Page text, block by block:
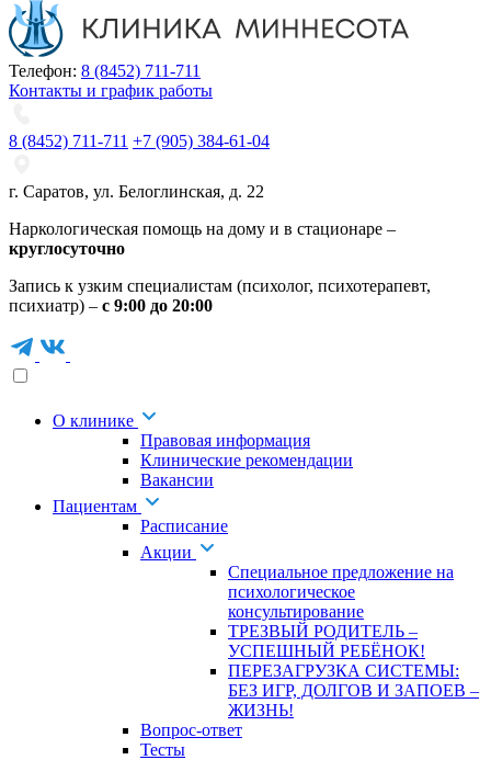
Телефон: 8 (8452) 711-711
Контакты и график работы
8 (8452) 711-711 +7 (905) 384-61-04
г. Саратов, ул. Белоглинская, д. 22
Наркологическая помощь на дому и в стационаре –
круглосуточно
Запись к узким специалистам (психолог, психотерапевт,
психиатр) – с 9:00 до 20:00
О клинике
Правовая информация
Клинические рекомендации
Вакансии
Пациентам
Расписание
Акции
Специальное предложение на
психологическое
консультирование
ТРЕЗВЫЙ РОДИТЕЛЬ –
УСПЕШНЫЙ РЕБЁНОК!
ПЕРЕЗАГРУЗКА СИСТЕМЫ:
БЕЗ ИГР, ДОЛГОВ И ЗАПОЕВ –
ЖИЗНЬ!
Вопрос-ответ
Тесты